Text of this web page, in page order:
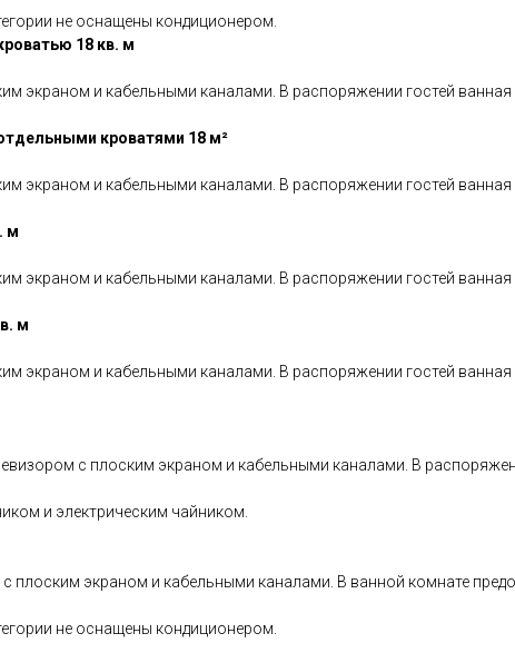
не оснащены кондиционером.
18 кв. м
экраном и кабельными каналами. В распоряжении гостей
кроватями 18 м²
экраном и кабельными каналами. В распоряжении гостей
м
экраном и кабельными каналами. В распоряжении гостей
м
экраном и кабельными каналами. В распоряжении гостей
с плоским экраном и кабельными каналами. В
и электрическим чайником.
плоским экраном и кабельными каналами. В ванной комнате
не оснащены кондиционером.